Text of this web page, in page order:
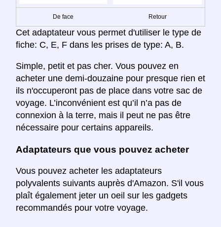
De face Retour
Cet adaptateur vous permet d'utiliser le type de
fiche: C, E, F dans les prises de type: A, B.
Simple, petit et pas cher. Vous pouvez en
acheter une demi-douzaine pour presque rien et
ils n'occuperont pas de place dans votre sac de
voyage. L’inconvénient est qu’il n’a pas de
connexion à la terre, mais il peut ne pas être
nécessaire pour certains appareils.
Adaptateurs que vous pouvez acheter
Vous pouvez acheter les adaptateurs
polyvalents suivants auprès d'Amazon. S'il vous
plaît également jeter un oeil sur les gadgets
recommandés pour votre voyage.